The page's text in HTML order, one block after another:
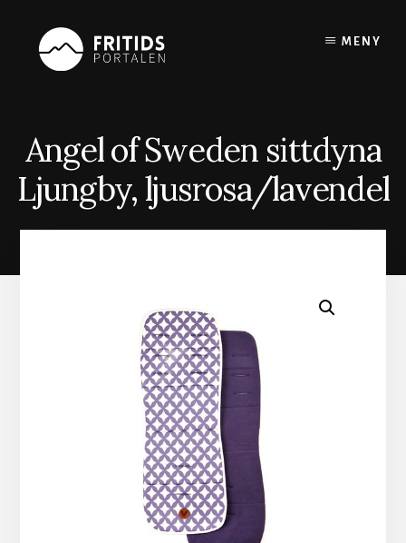
content
MENY
Angel of Sweden sittdyna
Ljungby, ljusrosa/lavendel